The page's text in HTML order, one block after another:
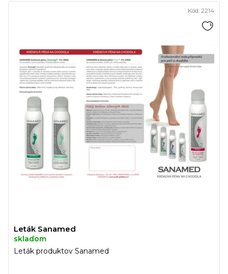
Leták Sanamed
skladom
Leták produktov Sanamed
Kód: 2214